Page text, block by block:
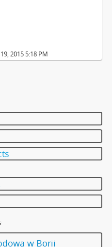
2015 5:18 PM
w Borii